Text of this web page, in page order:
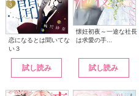
恋になるとは聞いてな
い３
試し読み
懐妊初夜～一途な社長
は求愛の手...
試し読み